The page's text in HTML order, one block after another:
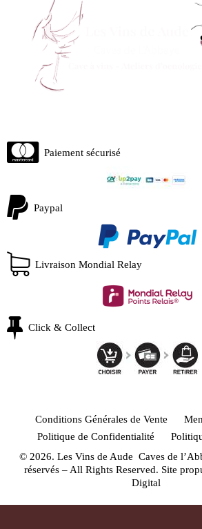
Paiement sécurisé
Paypal
Livraison Mondial Relay
Click & Collect
Conditions Générales de Vente
Politique de Confidentialité
© 2026. Les Vins de Aude Caves de
réservés – All Rights Reserved. Site
Digital